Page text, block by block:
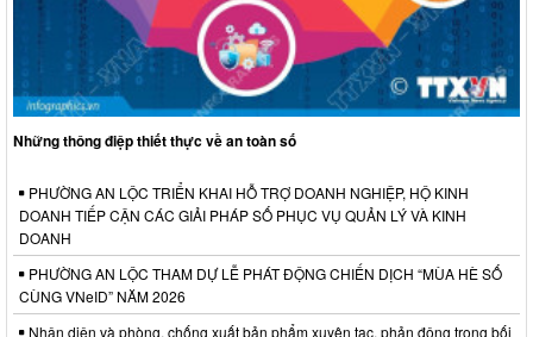
Những thông điệp thiết thực về an toàn số
PHƯỜNG AN LỘC TRIỂN KHAI HỖ TRỢ DOANH NGHIỆP, HỘ KINH
DOANH TIẾP CẬN CÁC GIẢI PHÁP SỐ PHỤC VỤ QUẢN LÝ VÀ KINH
DOANH
PHƯỜNG AN LỘC THAM DỰ LỄ PHÁT ĐỘNG CHIẾN DỊCH “MÙA HÈ SỐ
CÙNG VNeID” NĂM 2026
Nhận diện và phòng, chống xuất bản phẩm xuyên tạc, phản động trong bối